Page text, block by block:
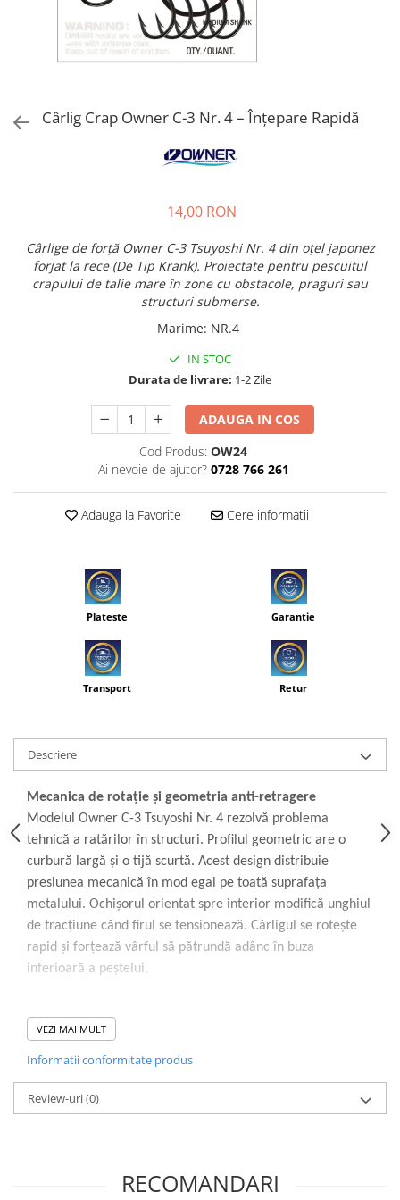
Cârlig Crap Owner C-3 Nr. 4 – Înțepare Rapidă
14,00 RON
Cârlige de forță Owner C-3 Tsuyoshi Nr. 4 din oțel japonez
forjat la rece (De Tip Krank). Proiectate pentru pescuitul
crapului de talie mare în zone cu obstacole, praguri sau
structuri submerse.
Marime: NR.4
IN STOC
Durata de livrare: 1-2 Zile
ADAUGA IN COS
Cod Produs: OW24
Ai nevoie de ajutor? 0728 766 261
Adauga la Favorite Cere informatii
Plateste Garantie
Transport Retur
Descriere
Mecanica de rotație și geometria anti-retragere
Modelul Owner C-3 Tsuyoshi Nr. 4 rezolvă problema
tehnică a ratărilor în structuri. Profilul geometric are o
curbură largă și o tijă scurtă. Acest design distribuie
presiunea mecanică în mod egal pe toată suprafața
metalului. Ochișorul orientat spre interior modifică unghiul
de tracțiune când firul se tensionează. Cârligul se rotește
rapid și forțează vârful să pătrundă adânc în buza
inferioară a peștelui.
Spre deosebire de modelele subțiri, seria Tsuyoshi
utilizează oțel carbon japonez. Metalul este tratat termic și
previne îndoirea sârmei când blochezi tamburul lângă
agățătură. Finisajul mat Black Nickel elimină reflexiile
VEZI MAI MULT
Informatii conformitate produs
Review-uri(0)
RECOMANDARI